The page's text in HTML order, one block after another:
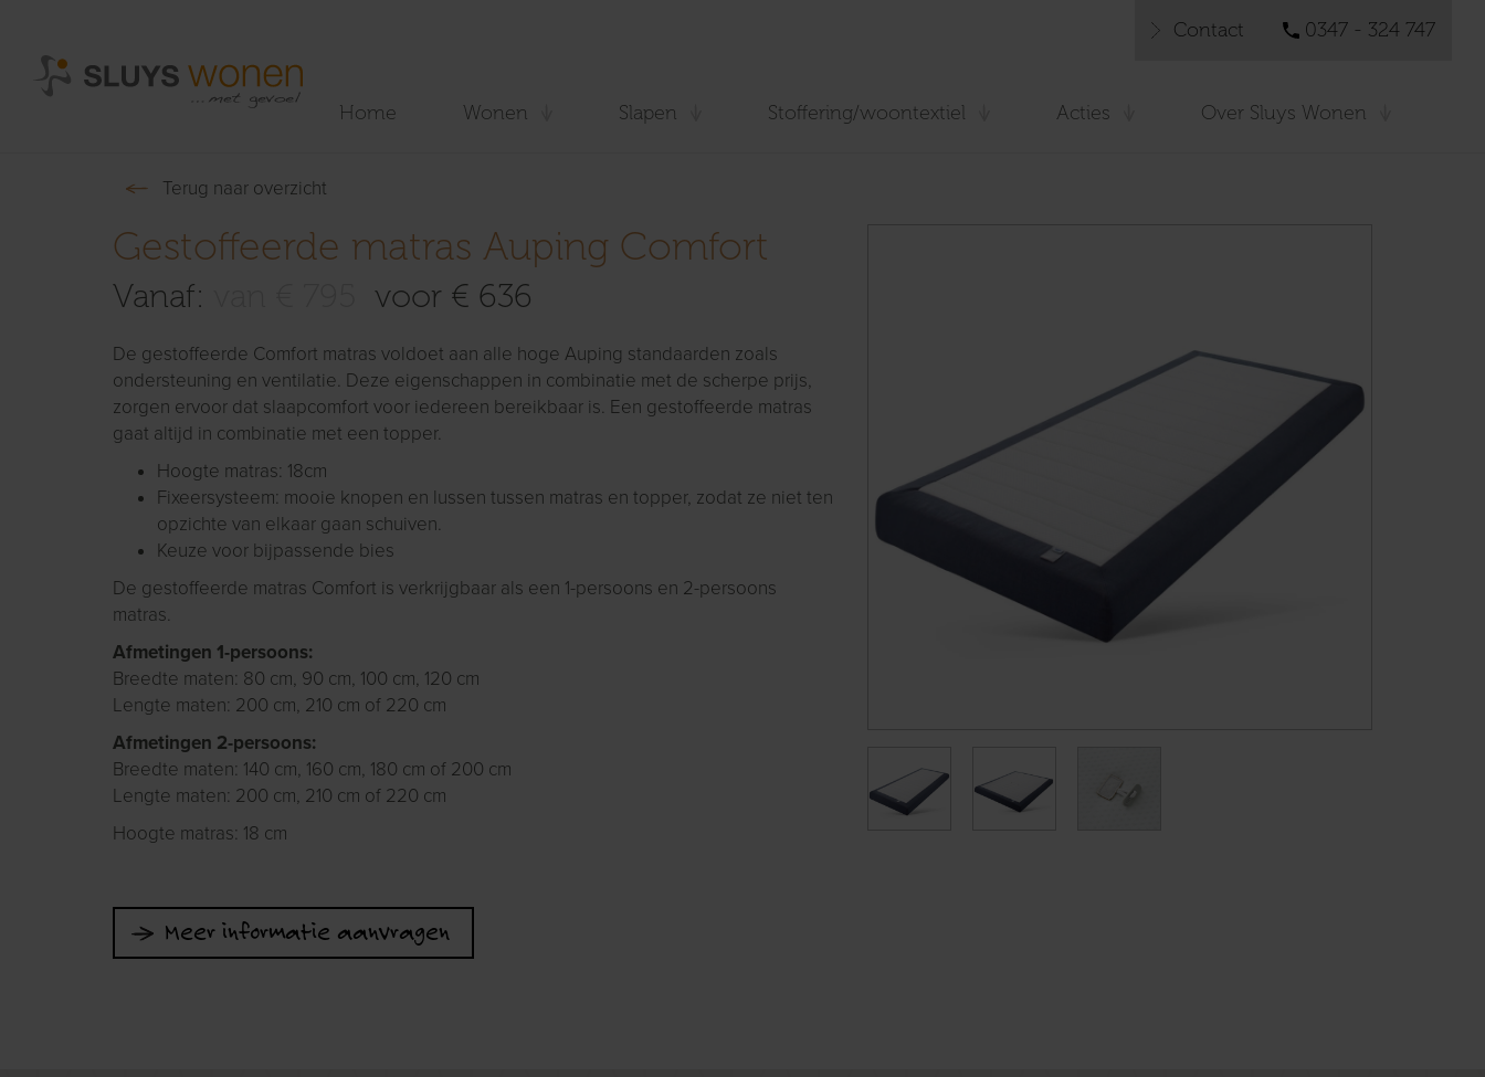
Contact 0347 - 324 747
Home Wonen Slapen Stoffering/woontextiel Acties Over Sluys Wonen
Terug naar overzicht
Gestoffeerde matras Auping Comfort
Vanaf: voor € 636
De gestoffeerde Comfort matras voldoet aan alle hoge Auping standaarden zoals
ondersteuning en ventilatie. Deze eigenschappen in combinatie met de scherpe prijs,
zorgen ervoor dat slaapcomfort voor iedereen bereikbaar is. Een gestoffeerde matras
gaat altijd in combinatie met een topper.
Hoogte matras: 18cm
Fixeersysteem: mooie knopen en lussen tussen matras en topper, zodat ze niet ten
opzichte van elkaar gaan schuiven.
Keuze voor bijpassende bies
De gestoffeerde matras Comfort is verkrijgbaar als een 1-persoons en 2-persoons
matras.
Afmetingen 1-persoons:
Breedte maten: 80 cm, 90 cm, 100 cm, 120 cm
Lengte maten: 200 cm, 210 cm of 220 cm
Afmetingen 2-persoons:
Breedte maten: 140 cm, 160 cm, 180 cm of 200 cm
Lengte maten: 200 cm, 210 cm of 220 cm
Hoogte matras: 18 cm
Meer informatie aanvragen